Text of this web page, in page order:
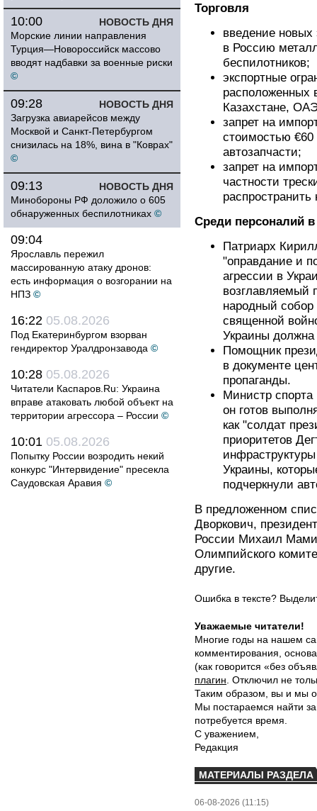
НОВОСТЬ ДНЯ
10:00
Морские линии направления
Турция—Новороссийск массово
вводят надбавки за военные риски
©
НОВОСТЬ ДНЯ
09:28
Загрузка авиарейсов между
Москвой и Санкт-Петербургом
снизилась на 18%, вина в "Коврах"
©
НОВОСТЬ ДНЯ
09:13
Минобороны РФ доложило о 605
обнаруженных беспилотниках ©
09:04
Ярославль пережил
массированную атаку дронов:
есть информация о возгорании на
НПЗ ©
16:22 05.08.2026
Под Екатеринбургом взорван
гендиректор Уралдронзавода ©
10:28 05.08.2026
Читатели Каспаров.Ru: Украина
вправе атаковать любой объект на
территории агрессора – России ©
10:01 05.08.2026
Попытку России возродить некий
конкурс "Интервидение" пресекла
Саудовская Аравия ©
Торговля
введение новых
в Россию
беспилотников;
экспортные
расположенных
Казахстане,
запрет на
стоимостью
автозапчасти;
запрет на
частности
Среди персоналий
Патриарх
"оправдание и
агрессии в
возглавляемый
народный собор
священной
Украины должна
Помощник
в документе
пропаганды.
Министр
он готов
как "солдат
приоритетов
Украины,
подчеркнули
В предложенном
Дворкович,
России Михаил
Олимпийского
другие.
Ошибка в тексте?
Уважаемые читатели!
Многие годы на нашем
комментирования,
(как говорится «без
плагин . Отключил не
Таким образом, вы и мы
Мы постараемся найти
потребуется время.
С уважением,
Редакция
МАТЕРИАЛЫ РАЗДЕЛА
06-08-2026 (11:15)